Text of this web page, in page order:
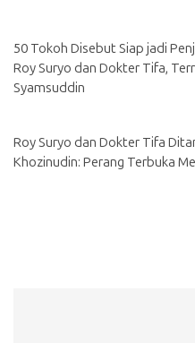
50 Tokoh Disebut Siap jadi
Roy Suryo dan Dokter Tifa,
Syamsuddin
Roy Suryo dan Dokter Tifa
Khozinudin: Perang Terbuka